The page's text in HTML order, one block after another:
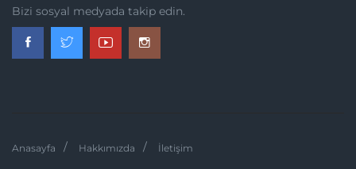
Bizi sosyal medyada takip edin.
Anasayfa Hakkımızda İletişim